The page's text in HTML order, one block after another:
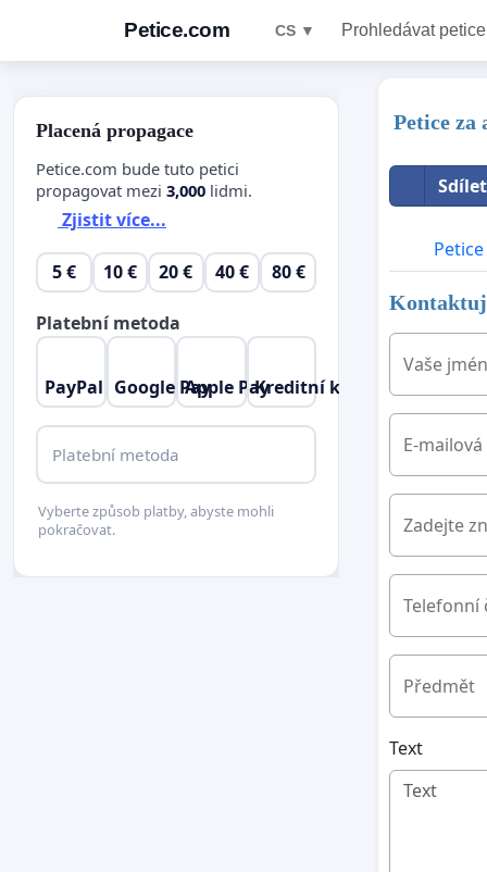
Petice.com CS ▼ Prohledávat petice
Petice za
Petice
Vaše
E-
Zadejte
Telefonní
Předmět
Text
Placená propagace
Petice.com bude tuto petici
propagovat mezi 3,000 lidmi.
Zjistit více...
5 € 10 € 20 € 40 € 80 €
Platební metoda
PayPal Google PayApple PayKreditní karta
Platební metoda
Vyberte způsob platby, abyste mohli
pokračovat.